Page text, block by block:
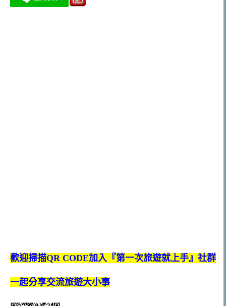
歡迎掃描QR CODE加入『第一次旅遊就上手』社群
一起分享交流旅遊大小事